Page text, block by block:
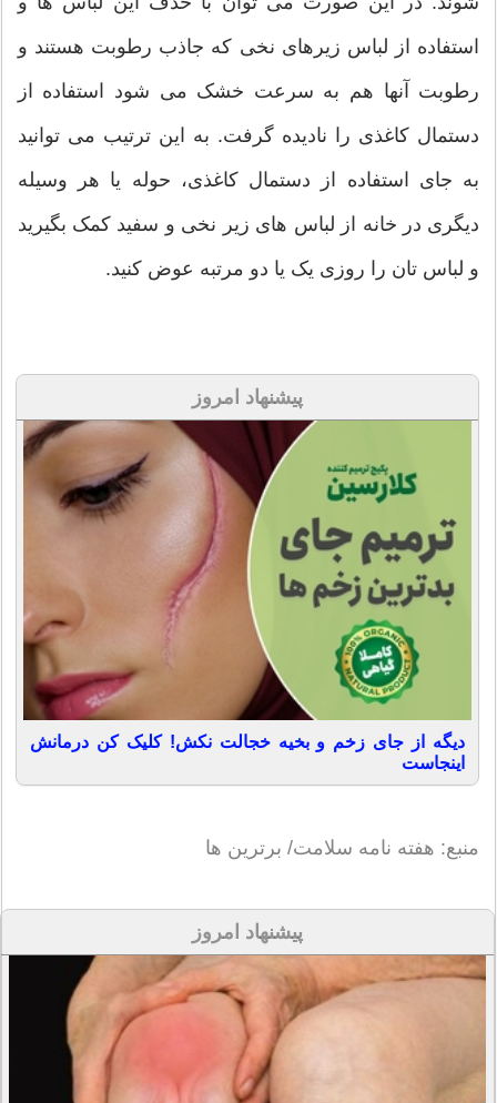
استفاده از لباس زیرهای نخی که جاذب رطوبت هستند و
رطوبت آنها هم به سرعت خشک می شود استفاده از
دستمال کاغذی را نادیده گرفت. به این ترتیب می توانید
به جای استفاده از دستمال کاغذی، حوله یا هر وسیله
دیگری در خانه از لباس های زیر نخی و سفید کمک بگیرید
و لباس تان را روزی یک یا دو مرتبه عوض کنید.
پیشنهاد امروز
دیگه از جای زخم و بخیه خجالت نکش! کلیک کن درمانش
اینجاست
منبع: هفته نامه سلامت/ برترین ها
پیشنهاد امروز